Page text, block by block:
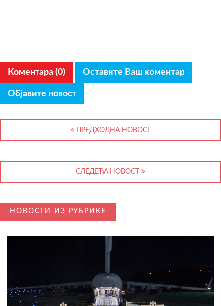
Коментара (0) Оставите Ваш коментар
Објавите новост
ПРЕДХОДНА НОВОСТ
СЛЕДЕЋА НОВОСТ
НОВОСТИ ИЗ РУБРИКЕ